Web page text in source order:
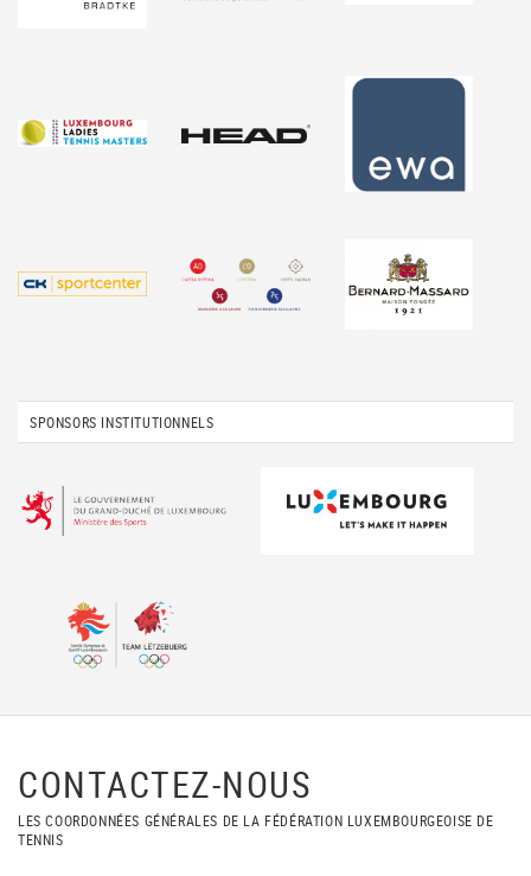
SPONSORS INSTITUTIONNELS
CONTACTEZ-NOUS
LES COORDONNÉES GÉNÉRALES DE LA FÉDÉRATION LUXEMBOURGEOISE DE
TENNIS